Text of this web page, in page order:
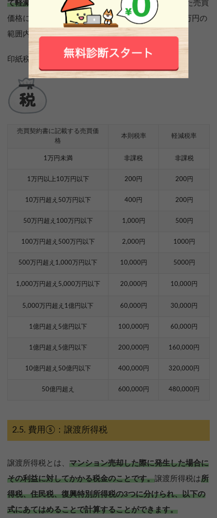
て軽減税率が適用されます。
売買契約書に記載された売買
価格によって異なり、本則税率の場合、200円～48万円の
範囲内で、変動します。
印紙税は以下のように定められています。
売買契約書に記載する売買価
格
本則税率 軽減税率
1万円未満 非課税 非課税
1万円以上10万円以下 200円 200円
10万円超え50万円以下 400円 200円
50万円超え100万円以下 1,000円 500円
100万円超え500万円以下 2,000円 1000円
500万円超え1,000万円以下 10,000円 5000円
1,000万円超え5,000万円以下 20,000円 10,000円
5,000万円超え1億円以下 60,000円 30,000円
1億円超え5億円以下 100,000円 60,000円
1億円超え5億円以下 200,000円 160,000円
10億円超え50億円以下 400,000円 320,000円
50億円超え 600,000円 480,000円
費用⑤：譲渡所得税
譲渡所得税とは、 マンション売却した際に発生した場合に
その利益に対してかかる税金のことです。譲渡所得税は所
得税、住民税、復興特別所得税の3つに分けられ、以下の
式にあてはめることで計算することができます。